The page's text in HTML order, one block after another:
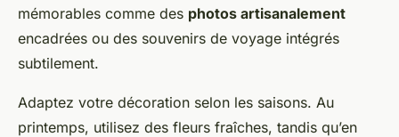
mémorables comme des photos artisanalement
encadrées ou des souvenirs de voyage intégrés
subtilement.
Adaptez votre décoration selon les saisons. Au
printemps, utilisez des fleurs fraîches, tandis qu’en